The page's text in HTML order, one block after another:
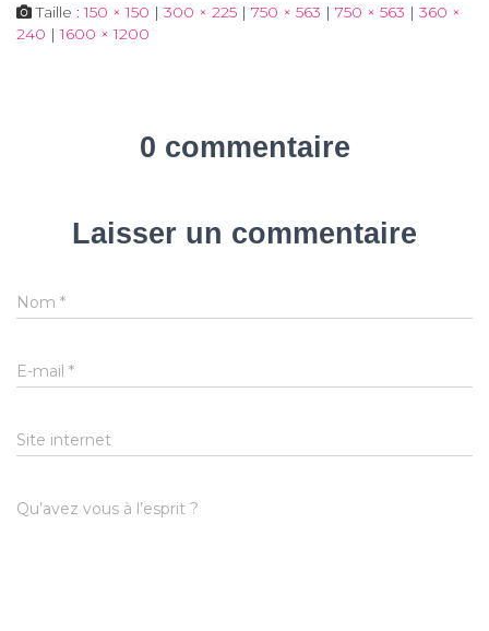
Taille :150 × 150 | 300 × 225 | 750 × 563 | 750 × 563 | 360 ×
240 | 1600 × 1200
0 commentaire
Laisser un commentaire
Nom *
E-mail *
Site internet
Qu’avez vous à l’esprit ?